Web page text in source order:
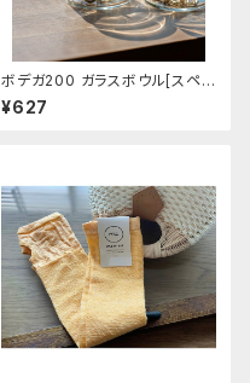
ボデガ200 ガラスボウル[スペイ
ン製］
¥627